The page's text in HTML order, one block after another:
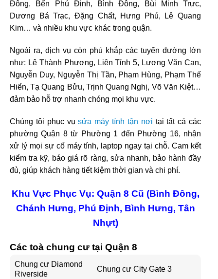
Đông, Bến Phú Định, Bình Đông, Bùi Minh Trực,
Dương Bá Trạc, Đặng Chất, Hưng Phú, Lê Quang
Kim… và nhiều khu vực khác trong quận.
Ngoài ra, dịch vụ còn phủ khắp các tuyến đường lớn
như: Lê Thành Phương, Liên Tỉnh 5, Lương Văn Can,
Nguyễn Duy, Nguyễn Thị Tần, Phạm Hùng, Phạm Thế
Hiển, Tạ Quang Bửu, Trịnh Quang Nghị, Võ Văn Kiệt…
đảm bảo hỗ trợ nhanh chóng mọi khu vực.
Chúng tôi phục vụsửa máy tính tận nơi tại tất cả các
phường Quận 8 từ Phường 1 đến Phường 16, nhận
xử lý mọi sự cố máy tính, laptop ngay tại chỗ. Cam kết
kiểm tra kỹ, báo giá rõ ràng, sửa nhanh, bảo hành đầy
đủ, giúp khách hàng tiết kiệm thời gian và chi phí.
Khu Vực Phục Vụ: Quận 8 Cũ (Bình Đông,
Chánh Hưng, Phú Định, Bình Hưng, Tân
Nhựt)
Các toà chung cư tại Quận 8
Chung cư Diamond
Riverside
Chung cư City Gate 3